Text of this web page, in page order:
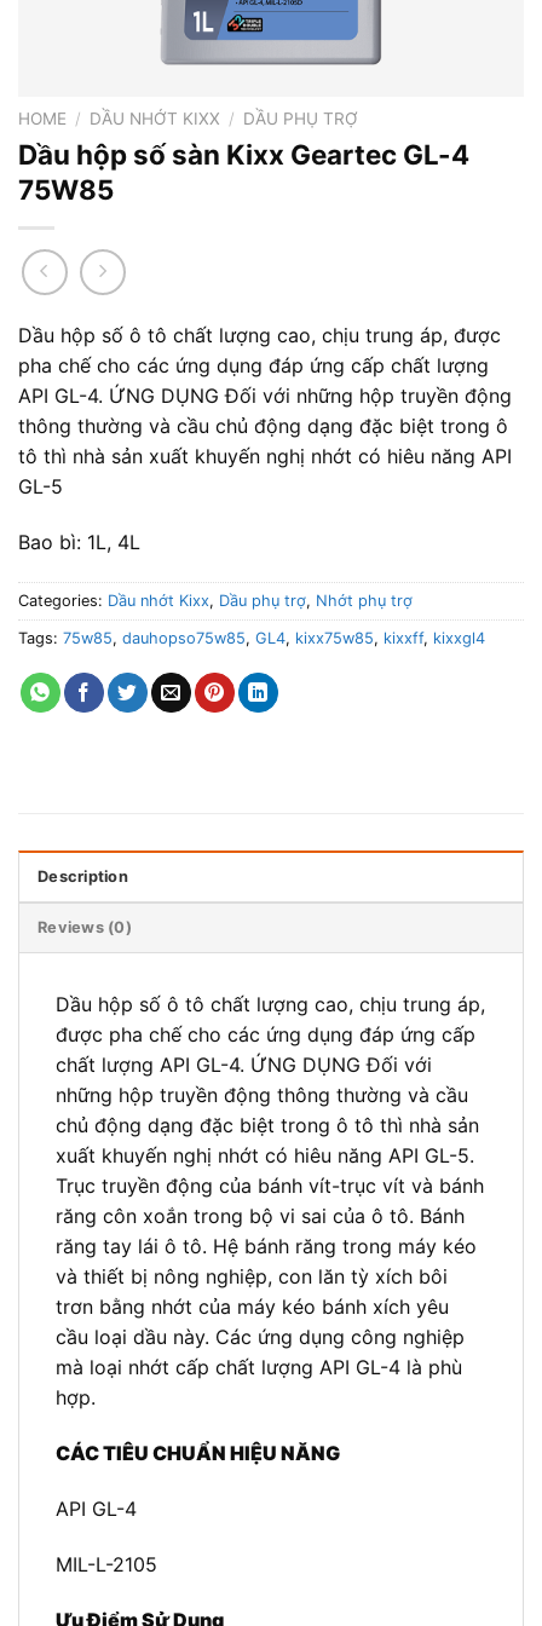
HOME / DẦU NHỚT KIXX / DẦU PHỤ TRỢ
Dầu hộp số sàn Kixx Geartec GL-4
75W85
Dầu hộp số ô tô chất lượng cao, chịu trung áp, được
pha chế cho các ứng dụng đáp ứng cấp chất lượng
API GL-4. ỨNG DỤNG Đối với những hộp truyền động
thông thường và cầu chủ động dạng đặc biệt trong ô
tô thì nhà sản xuất khuyến nghị nhớt có hiêu năng API
GL-5
Bao bì: 1L, 4L
Categories: Dầu nhớt Kixx, Dầu phụ trợ, Nhớt phụ trợ
Tags: 75w85, dauhopso75w85, GL4, kixx75w85, kixxff, kixxgl4
Description
Reviews (0)
Dầu hộp số ô tô chất lượng cao, chịu trung áp,
được pha chế cho các ứng dụng đáp ứng cấp
chất lượng API GL-4. ỨNG DỤNG Đối với
những hộp truyền động thông thường và cầu
chủ động dạng đặc biệt trong ô tô thì nhà sản
xuất khuyến nghị nhớt có hiêu năng API GL-5.
Trục truyền động của bánh vít-trục vít và bánh
răng côn xoắn trong bộ vi sai của ô tô. Bánh
răng tay lái ô tô. Hệ bánh răng trong máy kéo
và thiết bị nông nghiệp, con lăn tỳ xích bôi
trơn bằng nhớt của máy kéo bánh xích yêu
cầu loại dầu này. Các ứng dụng công nghiệp
mà loại nhớt cấp chất lượng API GL-4 là phù
hợp.
CÁC TIÊU CHUẨN HIỆU NĂNG
API GL-4
MIL-L-2105
Ưu Điểm Sử Dụng